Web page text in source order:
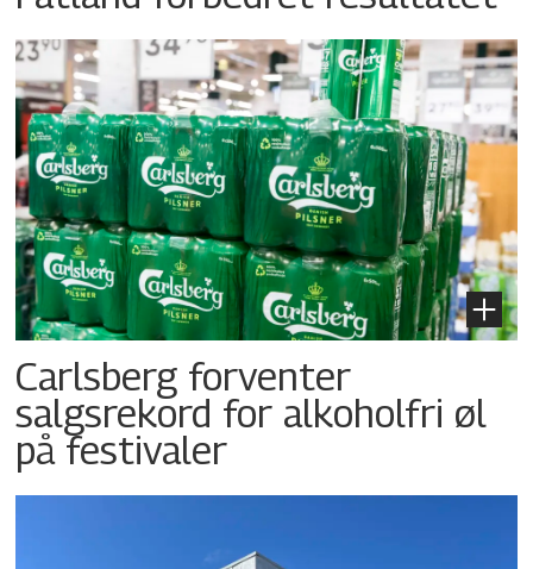
Carlsberg forventer
salgsrekord for alkoholfri øl
på festivaler